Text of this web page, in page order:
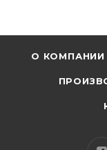
порта USB, и
нет места для
в ноутбуке
подключения
О КОМПАНИИ